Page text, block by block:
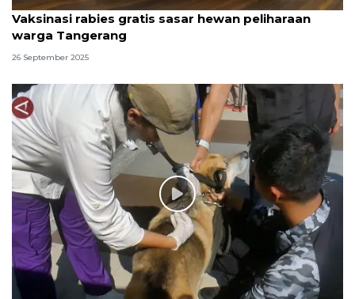
Vaksinasi rabies gratis sasar hewan peliharaan
warga Tangerang
26 September 2025